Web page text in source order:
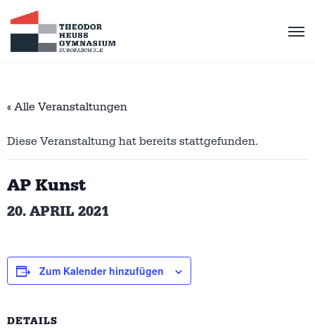
« Alle Veranstaltungen
Diese Veranstaltung hat bereits stattgefunden.
AP Kunst
20. APRIL 2021
Zum Kalender hinzufügen
DETAILS